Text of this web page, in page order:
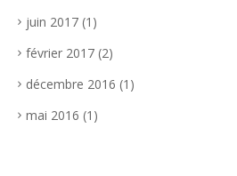
juin 2017 (1)
février 2017 (2)
décembre 2016 (1)
mai 2016 (1)